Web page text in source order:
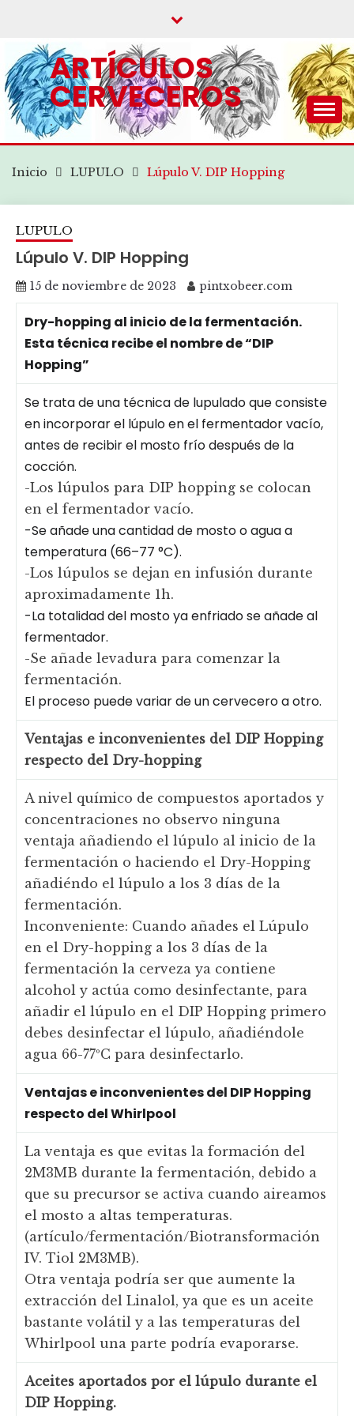
contenido
ARTÍCULOS
CERVECEROS
.
Inicio LUPULO Lúpulo V. DIP Hopping
LUPULO
Lúpulo V. DIP Hopping
15 de noviembre de 2023 pintxobeer.com
Dry-hopping al inicio de la fermentación.
Esta técnica recibe el nombre de “DIP
Hopping”
Se trata de una técnica de lupulado que consiste
en incorporar el lúpulo en el fermentador vacío,
antes de recibir el mosto frío después de la
cocción.
-Los lúpulos para DIP hopping se colocan
en el fermentador vacío.
-Se añade una cantidad de mosto o agua a
temperatura (66–77 °C).
-Los lúpulos se dejan en infusión durante
aproximadamente 1h.
-La totalidad del mosto ya enfriado se añade al
fermentador.
-Se añade levadura para comenzar la
fermentación.
El proceso puede variar de un cervecero a otro.
Ventajas e inconvenientes del DIP Hopping
respecto del Dry-hopping
A nivel químico de compuestos aportados y
concentraciones no observo ninguna
ventaja añadiendo el lúpulo al inicio de la
fermentación o haciendo el Dry-Hopping
añadiéndo el lúpulo a los 3 días de la
fermentación.
Inconveniente: Cuando añades el Lúpulo
en el Dry-hopping a los 3 días de la
fermentación la cerveza ya contiene
alcohol y actúa como desinfectante, para
añadir el lúpulo en el DIP Hopping primero
debes desinfectar el lúpulo, añadiéndole
agua 66-77ºC para desinfectarlo.
Ventajas e inconvenientes del DIP Hopping
respecto del Whirlpool
La ventaja es que evitas la formación del
2M3MB durante la fermentación, debido a
que su precursor se activa cuando aireamos
el mosto a altas temperaturas.
(artículo/fermentación/Biotransformación
IV. Tiol 2M3MB).
Otra ventaja podría ser que aumente la
extracción del Linalol, ya que es un aceite
bastante volátil y a las temperaturas del
Whirlpool una parte podría evaporarse.
Aceites aportados por el lúpulo durante el
DIP Hopping.